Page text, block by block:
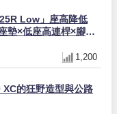
Low」座高降低
墊×低座高連桿×腳踏
1,200
的狂野造型與公路